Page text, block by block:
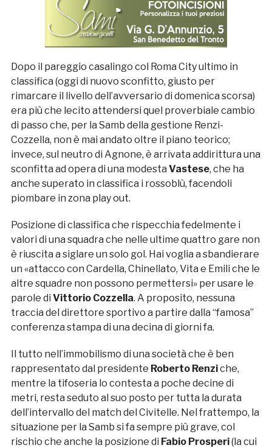
Dopo il pareggio casalingo col Roma City ultimo in
classifica (oggi di nuovo sconfitto, giusto per
rimarcare il livello dell’avversario di domenica scorsa)
era più che lecito attendersi quel proverbiale cambio
di passo che, per la Samb della gestione Renzi-
Cozzella, non è mai andato oltre il piano teorico;
invece, sul neutro di Agnone, è arrivata addirittura una
sconfitta ad opera di una modesta Vastese, che ha
anche superato in classifica i rossoblù, facendoli
piombare in zona play out.
Posizione di classifica che rispecchia fedelmente i
valori di una squadra che nelle ultime quattro gare non
è riuscita a siglare un solo gol. Hai voglia a sbandierare
un «attacco con Cardella, Chinellato, Vita e Emili che le
altre squadre non possono permettersi» per usare le
parole di Vittorio Cozzella. A proposito, nessuna
traccia del direttore sportivo a partire dalla “famosa”
conferenza stampa di una decina di giorni fa.
Il tutto nell’immobilismo di una società che è ben
rappresentato dal presidente Roberto Renziche,
mentre la tifoseria lo contesta a poche decine di
metri, resta seduto al suo posto per tutta la durata
dell’intervallo del match del Civitelle. Nel frattempo, la
situazione per la Samb si fa sempre più grave, col
rischio che anche la posizione di Fabio Prosperi(la cui